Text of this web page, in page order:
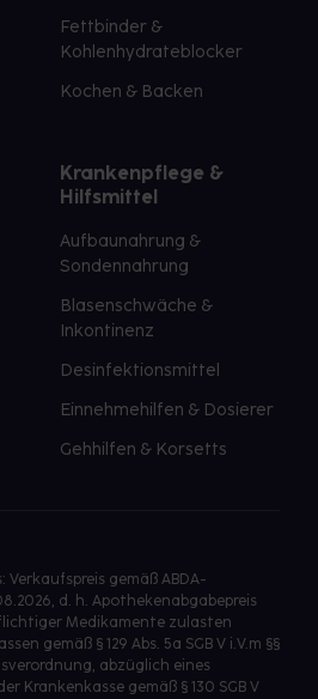
Fettbinder &
Kohlenhydrateblocker
Kochen & Backen
Krankenpflege &
Hilfsmittel
Aufbaunahrung &
Sondennahrung
Blasenschwäche &
Inkontinenz
Desinfektionsmittel
Einnehmehilfen & Dosierer
Gehhilfen & Korsetts
Verkaufspreis gemäß ABDA-
d. h. Apothekenabgabepreis
Medikamente zulasten
gemäß § 129 Abs. 5a SGB V i.V.m §§
abzüglich eines
Krankenkasse gemäß § 130 SGB V